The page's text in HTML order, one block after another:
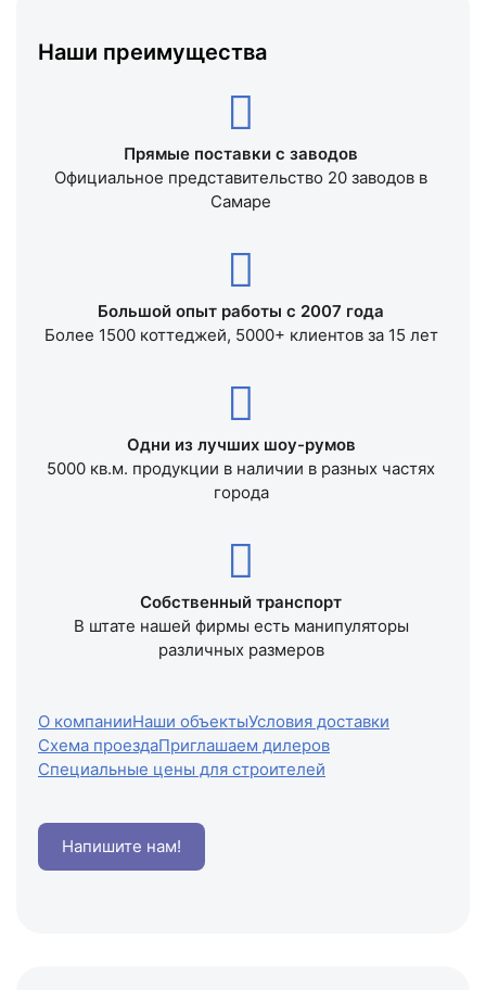
Наши преимущества
Прямые поставки с заводов
Официальное представительство 20 заводов в
Самаре
Большой опыт работы с 2007 года
Более 1500 коттеджей, 5000+ клиентов за 15 лет
Одни из лучших шоу-румов
5000 кв.м. продукции в наличии в разных частях
города
Собственный транспорт
В штате нашей фирмы есть манипуляторы
различных размеров
О компанииНаши объектыУсловия доставки
Схема проездаПриглашаем дилеров
Специальные цены для строителей
Напишите нам!